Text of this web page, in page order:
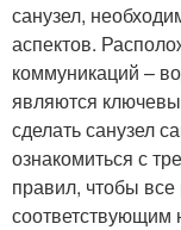
санузел,
аспектов.
коммуникаций –
являются
сделать санузел
ознакомиться с
правил, чтобы
соответствующим